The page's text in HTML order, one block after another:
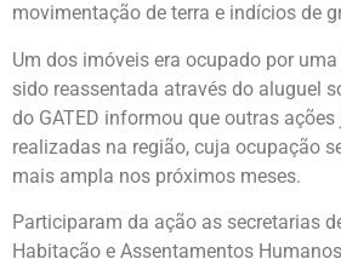
movimentação de terra e indícios de
Um dos imóveis era ocupado por
sido reassentada através do aluguel
do GATED informou que outras
realizadas na região, cuja ocupação
mais ampla nos próximos meses.
Participaram da ação as secretarias
Habitação e Assentamentos